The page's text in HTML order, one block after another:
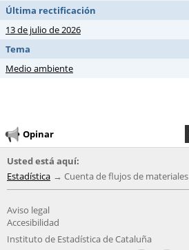
Última rectificación
13 de julio de 2026
Tema
Medio ambiente
Opinar
Usted está aquí:
Estadística
Cuenta de flujos de materiales
Aviso legal
Accesibilidad
Instituto de Estadística de Cataluña